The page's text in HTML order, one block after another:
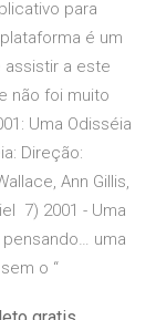
para
é um
assistir a este
não foi muito
Uma Odisséia
Direção:
Ann Gillis,
7) 2001 - Uma
uma
o “